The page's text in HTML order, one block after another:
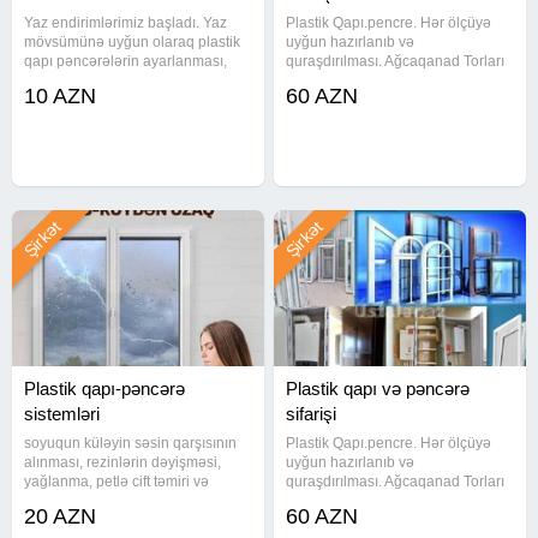
Yaz endirimlərimiz başladı. Yaz
mövsümünə uyğun olaraq plastik
qapı pəncərələrin ayarlanması,
Ağcaqanad torlarının sifarişi
10 AZN
Plastik Qapı.pencre. Hər ölçüyə
uyğun hazırlanıb və
quraşdırılması. Ağcaqanad Torları
içərisinə şəbəkə yığılması) Şkaf
60 AZN
Plastik qapı-pəncərə
sistemləri
soyuqun küləyin səsin qarşısının
alınması, rezinlərin dəyişməsi,
yağlanma, petlə cift təmiri və
işləri yüksəs keyfiyyət sərfəli
Şirkət
20 AZN
Plastik qapı və pəncərə
sifarişi
Plastik Qapı.pencre. Hər ölçüyə
uyğun hazırlanıb və
quraşdırılması. Ağcaqanad Torları
içərisinə şəbəkə yığılması) Şkaf
Şirkət
60 AZN